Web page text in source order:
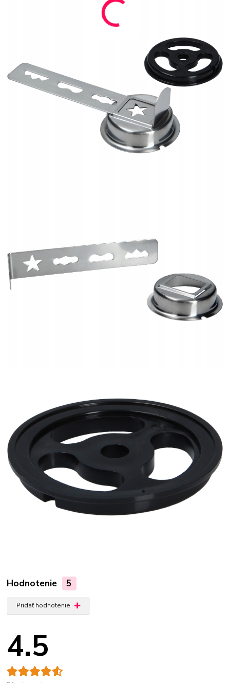
Hodnotenie 5
Pridať hodnotenie
4.5